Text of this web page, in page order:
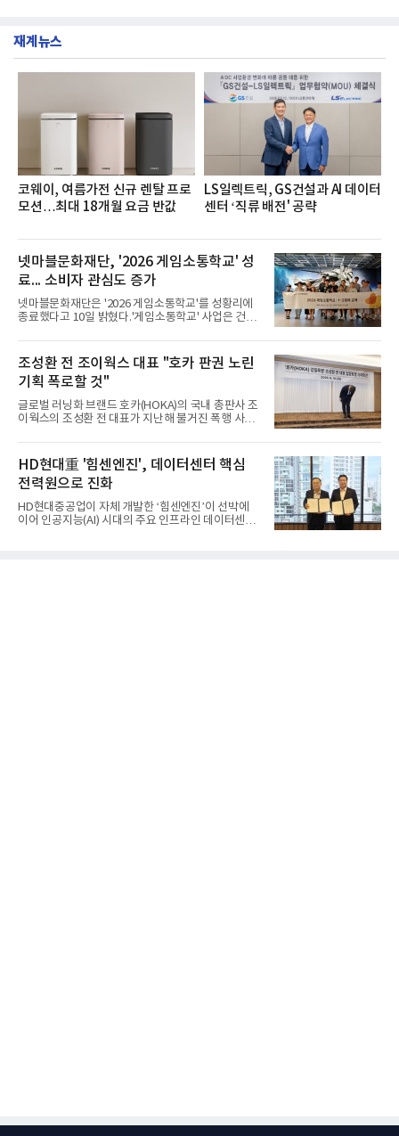
넘
단 18일 만에 누적 판매량 50만 개를 돌파하는 성과를
했다. 자극적이지 않으면서도 깊은 닭육수에 마늘의
개운한 풍미를 더했으며, 국물이 잘 배어들면서도 쫄
깃한 식감이 살아있는 칼국수 면발을 정교하게 구현
했다는게 회사측의 설명이다.실제 현장 시식 행사에
재계뉴스
코웨이, 여름가전 신규 렌탈 프로
모션…최대 18개월 요금 반값
LS일렉트릭, GS건설과 AI 데이터
센터 ‘직류 배전' 공략
넷마블문화재단, '2026 게임소통학교' 성
료... 소비자 관심도 증가
넷마블문화재단은 '2026 게임소통학교'를 성황리에
종료했다고 10일 밝혔다.'게임소통학교' 사업은 건강
학부모를 대상으로 게임의 특성 및 활용법을 알리고
가족 간 소통을 지원하는 프로그램으로 2016년부터
시작됐다.이번 프로그램은 지난달 31일과 이달 8일
두 차례에 걸쳐 진행됐다. 지난달 31일에는 초3~중3
자녀를 둔 보호자를 대상으로 자녀의 게임문화를 이
해하기 위한 보호자 교육이 마련됐으며, 8일에는 1회
차 교육에 참여한 가족 30여 명이 오전팀과 오후팀으
단체 면담을 진
조성환 전 조이웍스 대표 "호카 판권 노린
기획 폭로할 것"
글로벌 러닝화 브랜드 호카(HOKA)의 국내 총판사 조
이웍스의 조성환 전 대표가 지난해 불거진 폭행 사건
도했다고 주장했다. 호카의 판권을 노린 기획에 따른
사건이었다는 것이다. 조 전 대표는 10일 서울 중구
코리아나호텔에서 기자회견을 열고 "잘못한 것은 사
과하고 사실이 아닌 것은 사실이 아니라고 용기 내 말
하겠다"며 "제 잘못으로 불편함을 끼친 점 다시 한번
사과드린다"고 말했다. 그는 "이 자리에 서기까지 8개
월이 걸렸다"며 "그동안 도무지 이해할 수 없는 일들
HD현대重 '힘센엔진', 데이터센터 핵심
전력원으로 진화
HD현대중공업이 자체 개발한 ‘힘센엔진’이 선박에
이어 인공지능(AI) 시대의 주요 인프라인 데이터센터